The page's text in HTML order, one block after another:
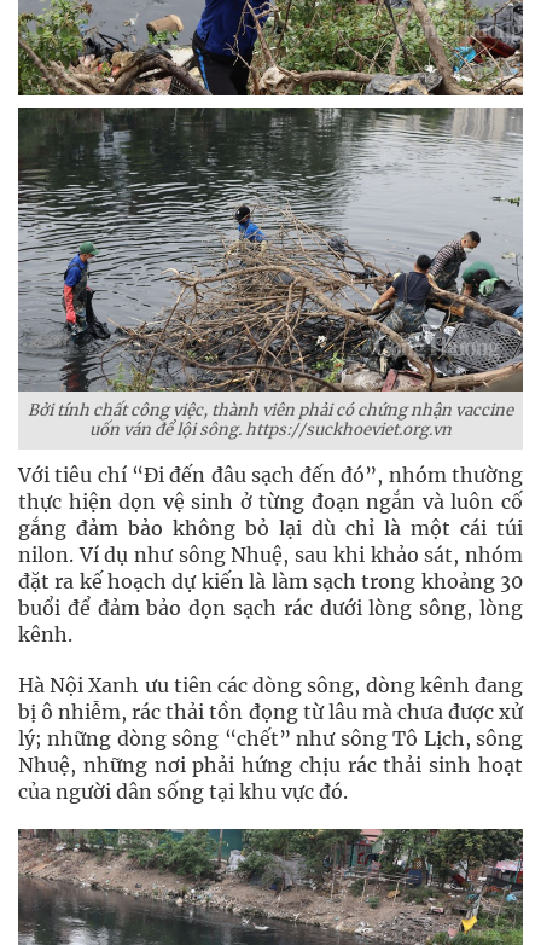
Bởi tính chất công việc, thành viên phải có chứng nhận vaccine
uốn ván để lội sông. https://suckhoeviet.org.vn
Với tiêu chí “Đi đến đâu sạch đến đó”, nhóm thường
thực hiện dọn vệ sinh ở từng đoạn ngắn và luôn cố
gắng đảm bảo không bỏ lại dù chỉ là một cái túi
nilon. Ví dụ như sông Nhuệ, sau khi khảo sát, nhóm
đặt ra kế hoạch dự kiến là làm sạch trong khoảng 30
buổi để đảm bảo dọn sạch rác dưới lòng sông, lòng
kênh.
Hà Nội Xanh ưu tiên các dòng sông, dòng kênh đang
bị ô nhiễm, rác thải tồn đọng từ lâu mà chưa được xử
lý; những dòng sông “chết” như sông Tô Lịch, sông
Nhuệ, những nơi phải hứng chịu rác thải sinh hoạt
của người dân sống tại khu vực đó.